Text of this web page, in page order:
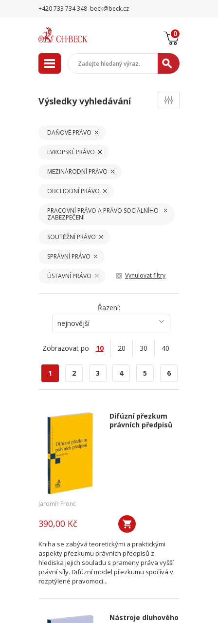
+420 733 734 348 beck@beck.cz
0
Výsledky vyhledávání
DAŇOVÉ PRÁVO
EVROPSKÉ PRÁVO
MEZINÁRODNÍ PRÁVO
OBCHODNÍ PRÁVO
PRACOVNÍ PRÁVO A PRÁVO SOCIÁLNÍHO
ZABEZPEČENÍ
SOUTĚŽNÍ PRÁVO
SPRÁVNÍ PRÁVO
ÚSTAVNÍ PRÁVO Vynulovat filtry
Řazení:
nejnovější
Zobrazovat po 10 20 30 40
1 2 3 4 5 6
Difúzní přezkum
právních předpisů
Jaromír Fronc
390,00 Kč
Kniha se zabývá teoretickými a praktickými
aspekty přezkumu právních předpisů z
hlediska jejich souladu s prameny práva vyšší
právní síly. Difúzní model přezkumu spočívá v
rozptýlené pravomoci...
Nástroje dluhového